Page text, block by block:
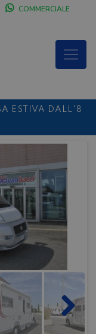
COMMERCIALE
ESTIVA DALL'8
CHIUSI IL
IL 31.08 PER I